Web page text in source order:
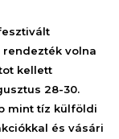
volna
kellett
28-30.
mint tíz külföldi
és vásári